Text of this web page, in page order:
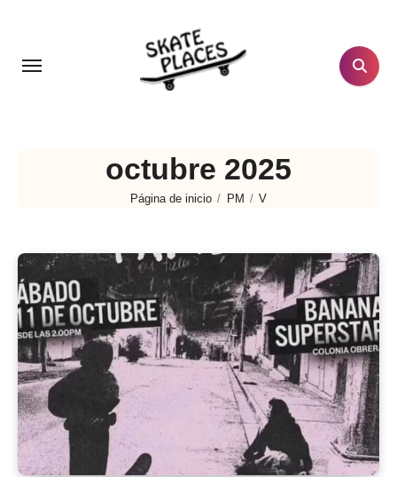
contenido
octubre 2025
Página de inicio PM V